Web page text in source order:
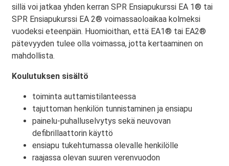
sillä voi jatkaa yhden kerran SPR Ensiapukurssi EA 1® tai
SPR Ensiapukurssi EA 2® voimassaoloaikaa kolmeksi
vuodeksi eteenpäin. Huomioithan, että EA1® tai EA2®
pätevyyden tulee olla voimassa, jotta kertaaminen on
mahdollista.
Koulutuksen sisältö
toiminta auttamistilanteessa
tajuttoman henkilön tunnistaminen ja ensiapu
painelu-puhalluselvytys sekä neuvovan
defibrillaattorin käyttö
ensiapu tukehtumassa olevalle henkilölle
raajassa olevan suuren verenvuodon